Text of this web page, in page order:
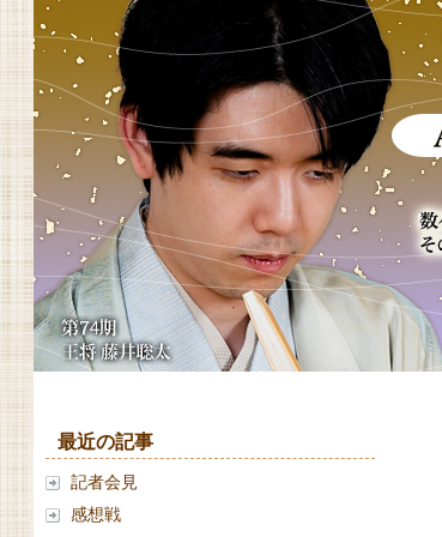
最近の記事
記者会見
感想戦